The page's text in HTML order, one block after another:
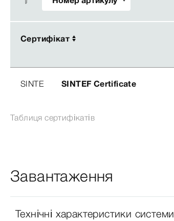
Сертифікат
Сертифікат
SINTE SINTEF Certificate
Таблиця сертифікатів
Завантаження
Технічні характеристики системи